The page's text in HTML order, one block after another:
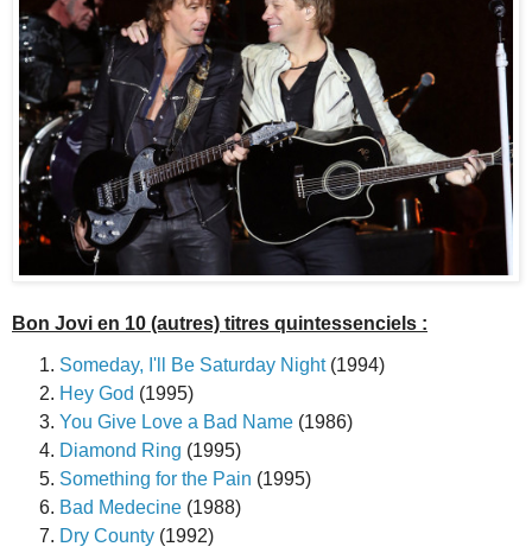
Bon Jovi en 10 (autres) titres quintessenciels :
Someday, I'll Be Saturday Night(1994)
Hey God (1995)
You Give Love a Bad Name (1986)
Diamond Ring (1995)
Something for the Pain (1995)
Bad Medecine (1988)
Dry County (1992)